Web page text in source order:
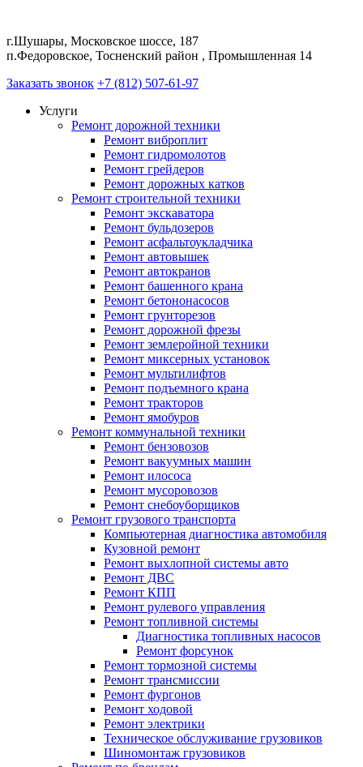
г.Шушары, Московское шоссе, 187
п.Федоровское, Тосненский район , Промышленная 14
Заказать звонок +7 (812) 507-61-97
Услуги
Ремонт дорожной техники
Ремонт виброплит
Ремонт гидромолотов
Ремонт грейдеров
Ремонт дорожных катков
Ремонт строительной техники
Ремонт экскаватора
Ремонт бульдозеров
Ремонт асфальтоукладчика
Ремонт автовышек
Ремонт автокранов
Ремонт башенного крана
Ремонт бетононасосов
Ремонт грунторезов
Ремонт дорожной фрезы
Ремонт землеройной техники
Ремонт миксерных установок
Ремонт мультилифтов
Ремонт подъемного крана
Ремонт тракторов
Ремонт ямобуров
Ремонт коммунальной техники
Ремонт бензовозов
Ремонт вакуумных машин
Ремонт илососа
Ремонт мусоровозов
Ремонт снебоуборщиков
Ремонт грузового транспорта
Компьютерная диагностика автомобиля
Кузовной ремонт
Ремонт выхлопной системы авто
Ремонт ДВС
Ремонт КПП
Ремонт рулевого управления
Ремонт топливной системы
Диагностика топливных насосов
Ремонт форсунок
Ремонт тормозной системы
Ремонт трансмиссии
Ремонт фургонов
Ремонт ходовой
Ремонт электрики
Техническое обслуживание грузовиков
Шиномонтаж грузовиков